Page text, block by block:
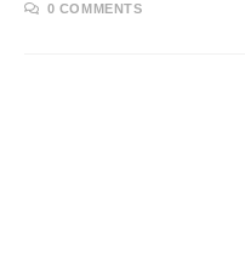
0 COMMENTS